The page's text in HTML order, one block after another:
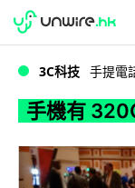
手機
WWDC 2026
3C科技 手提電
手機有